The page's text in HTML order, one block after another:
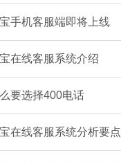
手机客服端即将上线
在线客服系统介绍
要选择400电话
在线客服系统分析要点